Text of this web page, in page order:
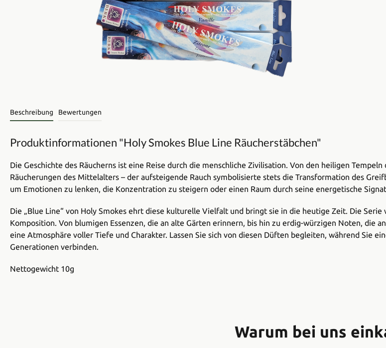
Beschreibung Bewertungen
Produktinformationen "Holy Smokes Blue Line Räucherstäbchen"
Die Geschichte des Räucherns ist eine Reise durch die menschliche Zivilisation. Von den heiligen
Räucherungen des Mittelalters – der aufsteigende Rauch symbolisierte stets die Transformation des
um Emotionen zu lenken, die Konzentration zu steigern oder einen Raum durch seine energetische
Die „Blue Line“ von Holy Smokes ehrt diese kulturelle Vielfalt und bringt sie in die heutige Zeit. Die
Komposition. Von blumigen Essenzen, die an alte Gärten erinnern, bis hin zu erdig-würzigen Noten, die
eine Atmosphäre voller Tiefe und Charakter. Lassen Sie sich von diesen Düften begleiten, während Sie
Generationen verbinden.
Nettogewicht 10g
Warum bei uns